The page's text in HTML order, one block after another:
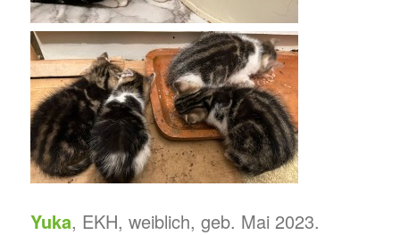
Yuka, EKH, weiblich, geb. Mai 2023.